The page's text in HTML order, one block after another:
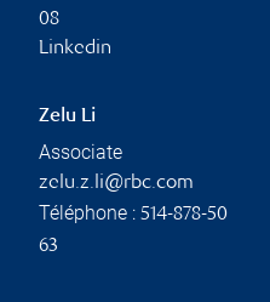
08
Linkedin
Zelu Li
Associate
zelu.z.li@rbc.com
Téléphone : 514-878-50
63